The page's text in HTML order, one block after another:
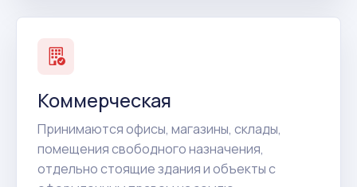
Коммерческая
Принимаются офисы, магазины, склады,
помещения свободного назначения,
отдельно стоящие здания и объекты с